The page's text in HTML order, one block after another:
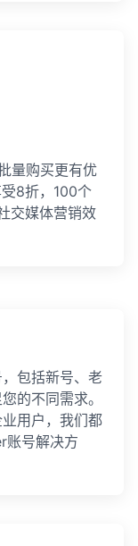
量购买更有优
8折，100个
交媒体营销效
包括新号、老
的不同需求。
用户，我们都
账号解决方